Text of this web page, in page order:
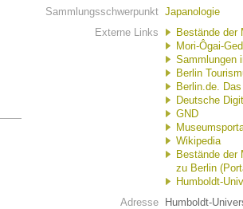
Sammlungsschwerpunkt Japanologie
Externe Links
Bestände der
Mori-Ôgai-
Sammlungen
Berlin
Berlin.de.
Deutsche
GND
Wikipedia
Bestände der
zu Berlin
Humboldt-
Adresse
Humboldt-